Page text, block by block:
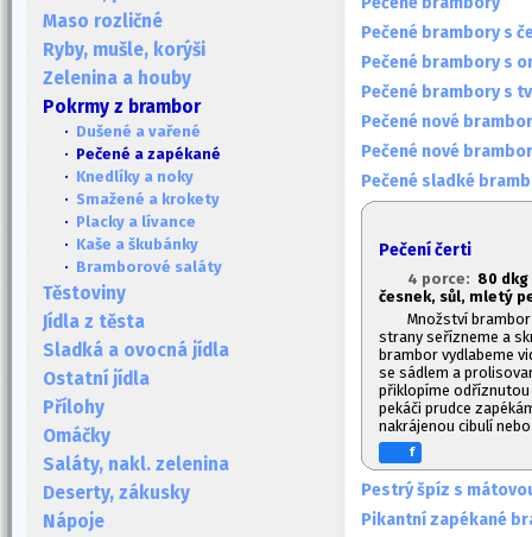
Maso rozličné
Ryby, mušle, korýši
Zelenina a houby
Pokrmy z brambor
· Dušené a vařené
· Pečené a zapékané
· Knedlíky a noky
· Smažené a krokety
· Placky a lívance
· Kaše a škubánky
· Bramborové saláty
Těstoviny
Jídla z těsta
Sladká a ovocná jídla
Ostatní jídla
Přílohy
Omáčky
Saláty, nakl. zelenina
Deserty, zákusky
Nápoje
Pečené brambory s
Pečené brambory s
Pečené brambory s
Pečené nové
Pečené nové
Pečené sladké
Pečení čerti
4 porce: 80
česnek, sůl, mletý
Množství
strany seřízneme a
brambor vydlabeme
se sádlem a
přiklopíme odříznutou
pekáči prudce
nakrájenou cibulí
f
Pestrý špíz s
Pikantní zapékané